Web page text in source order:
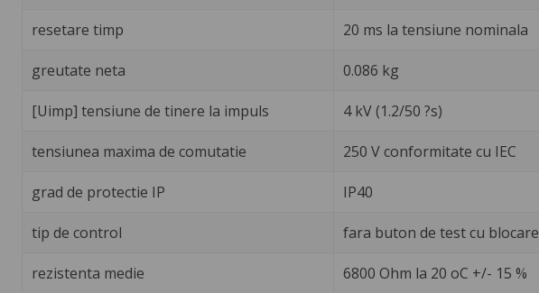
resetare timp 20 ms la tensiune nominala
greutate neta 0.086 kg
[Uimp] tensiune de tinere la impuls 4 kV (1.2/50 ?s)
tensiunea maxima de comutatie 250 V conformitate cu IEC
grad de protectie IP IP40
tip de control fara buton de test cu blocare
rezistenta medie 6800 Ohm la 20 oC +/- 15 %